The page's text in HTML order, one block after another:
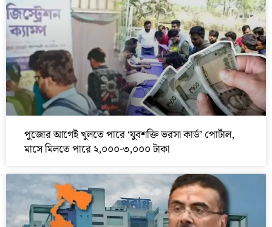
পুজোর আগেই খুলতে পারে ‘যুবশক্তি ভরসা কার্ড’ পোর্টাল,
মাসে মিলতে পারে ২,০০০-৩,০০০ টাকা